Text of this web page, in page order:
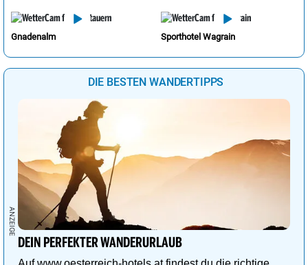
Gnadenalm Sporthotel Wagrain
DIE BESTEN WANDERTIPPS
DEIN PERFEKTER WANDERURLAUB